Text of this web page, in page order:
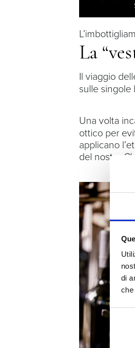
di
La
Il viaggio
sulle
Una volta
ottico per
applicano
del nostro